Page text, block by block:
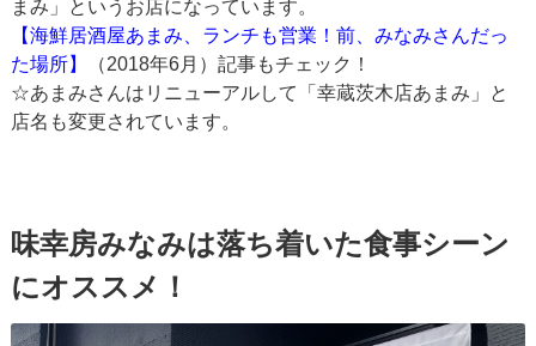
まみ」というお店になっています。
【海鮮居酒屋あまみ、ランチも営業！前、みなみさんだっ
た場所】
（2018年6月）記事もチェック！
☆あまみさんはリニューアルして「幸蔵茨木店あまみ」と
店名も変更されています。
味幸房みなみは落ち着いた食事シーン
にオススメ！